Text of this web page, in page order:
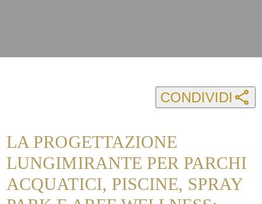
CONDIVIDI
LA PROGETTAZIONE
LUNGIMIRANTE PER PARCHI
ACQUATICI, PISCINE, SPRAY